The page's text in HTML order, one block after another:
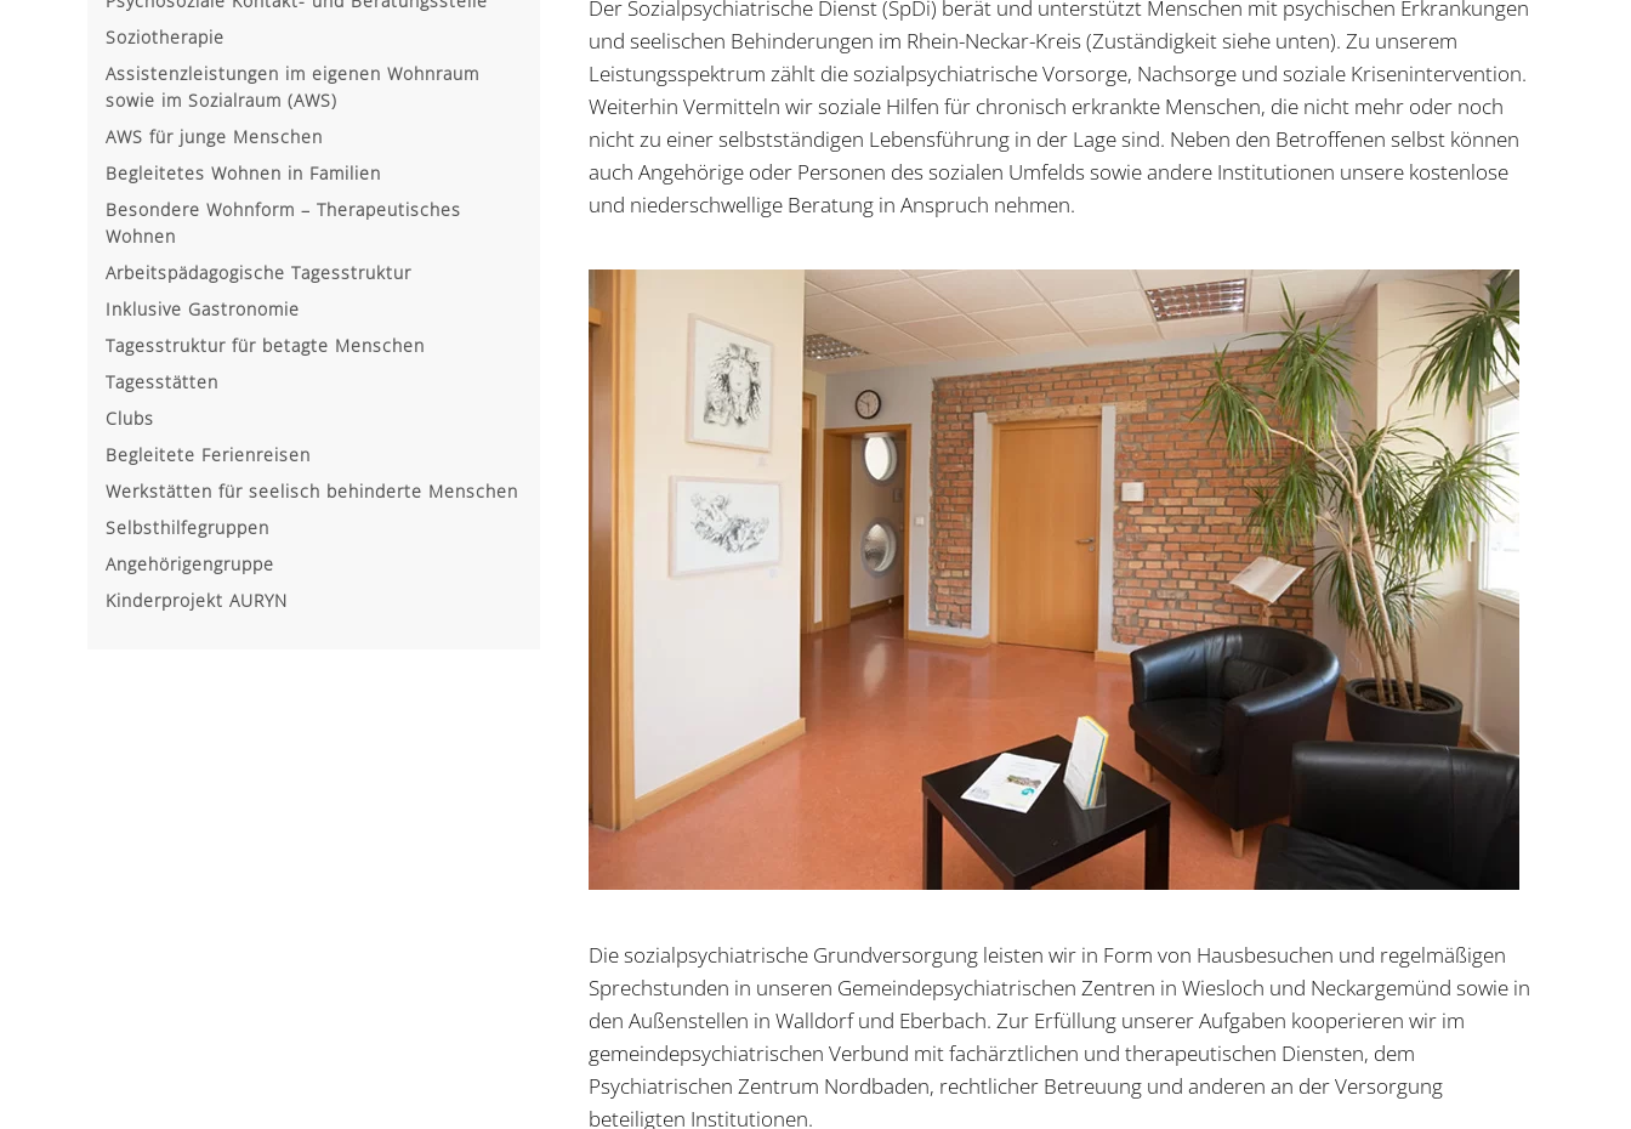
Der Sozialpsychiatrische Dienst (SpDi) berät und unterstützt Menschen mit psychischen Erkrankungen
und seelischen Behinderungen im Rhein-Neckar-Kreis (Zuständigkeit siehe unten). Zu unserem
Leistungsspektrum zählt die sozialpsychiatrische Vorsorge, Nachsorge und soziale Krisenintervention.
Weiterhin Vermitteln wir soziale Hilfen für chronisch erkrankte Menschen, die nicht mehr oder noch
nicht zu einer selbstständigen Lebensführung in der Lage sind. Neben den Betroffenen selbst können
auch Angehörige oder Personen des sozialen Umfelds sowie andere Institutionen unsere kostenlose
und niederschwellige Beratung in Anspruch nehmen.
Die sozialpsychiatrische Grundversorgung leisten wir in Form von Hausbesuchen und regelmäßigen
Sprechstunden in unseren Gemeindepsychiatrischen Zentren in Wiesloch und Neckargemünd sowie in
den Außenstellen in Walldorf und Eberbach. Zur Erfüllung unserer Aufgaben kooperieren wir im
gemeindepsychiatrischen Verbund mit fachärztlichen und therapeutischen Diensten, dem
Psychiatrischen Zentrum Nordbaden, rechtlicher Betreuung und anderen an der Versorgung
beteiligten Institutionen.
Soziotherapie
Assistenzleistungen im eigenen Wohnraum
sowie im Sozialraum (AWS)
AWS für junge Menschen
Begleitetes Wohnen in Familien
Besondere Wohnform – Therapeutisches
Wohnen
Arbeitspädagogische Tagesstruktur
Inklusive Gastronomie
Tagesstruktur für betagte Menschen
Tagesstätten
Clubs
Begleitete Ferienreisen
Werkstätten für seelisch behinderte Menschen
Selbsthilfegruppen
Angehörigengruppe
Kinderprojekt AURYN